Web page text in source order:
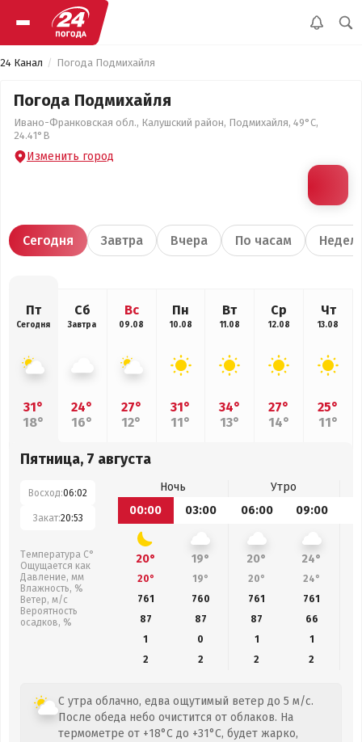
24 Канал Погода Подмихайля
Погода Подмихайля
Ивано-Франковская обл., Калушский район, Подмихайля, 49°С,
24.41°В
Изменить город
Сегодня Завтра Вчера По часам
Пт
Сегодня
31°
18°
Сб
Завтра
24°
16°
Вс
09.08
27°
12°
Пн
10.08
31°
11°
Вт
11.08
34°
13°
Ср
12.08
27°
14°
Чт
13.08
25°
11°
Пятница, 7 августа
Восход:06:02
Закат:20:53
Температура С°
Ощущается как
Давление, мм
Влажность, %
Ветер, м/с
Вероятность
осадков, %
Ночь
Утро
00:00
03:00 06:00 09:00
20° 19° 20° 24°
20° 19° 20° 24°
761
760 761 761
87
87 87 66
1
0 1
1
2
2 2 2
С утра облачно, едва ощутимый ветер до 5 м/с.
После обеда небо очистится от облаков. На
термометре от +18°C до +31°C, будет жарко,